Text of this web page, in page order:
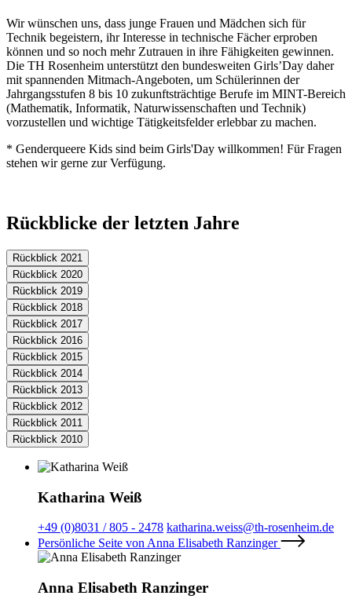
Wir wünschen uns, dass junge Frauen und Mädchen sich für
Technik begeistern, ihr Interesse in technische Fächer erproben
können und so noch mehr Zutrauen in ihre Fähigkeiten gewinnen.
Die TH Rosenheim unterstützt den bundesweiten Girls’Day daher
mit spannenden Mitmach-Angeboten, um Schülerinnen der
Jahrgangsstufen 8 bis 10 zukunftsträchtige Berufe im MINT-Bereich
(Mathematik, Informatik, Naturwissenschaften und Technik)
vorzustellen und wichtige Tätigkeitsfelder erlebbar zu machen.
* Genderqueere Kids sind beim Girls'Day willkommen! Für Fragen
stehen wir gerne zur Verfügung.
Rückblicke der letzten Jahre
Rückblick 2021
Rückblick 2020
Rückblick 2019
Rückblick 2018
Rückblick 2017
Rückblick 2016
Rückblick 2015
Rückblick 2014
Rückblick 2013
Rückblick 2012
Rückblick 2011
Rückblick 2010
Katharina Weiß
+49 (0)8031 / 805 - 2478 katharina.weiss@th-rosenheim.de
Persönliche Seite von Anna Elisabeth Ranzinger
Anna Elisabeth Ranzinger